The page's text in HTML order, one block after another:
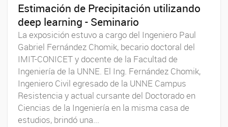
Estimación de Precipitación utilizando
deep learning - Seminario
La exposición estuvo a cargo del Ingeniero Paul
Gabriel Fernández Chomik, becario doctoral del
IMIT-CONICET y docente de la Facultad de
Ingeniería de la UNNE. El Ing. Fernández Chomik,
Ingeniero Civil egresado de la UNNE Campus
Resistencia y actual cursante del Doctorado en
Ciencias de la Ingeniería en la misma casa de
estudios, brindó una...